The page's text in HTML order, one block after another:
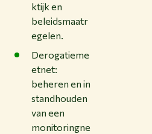
ktijk en
beleidsmaatr
egelen.
Derogatieme
etnet:
beheren en in
standhouden
van een
monitoringne